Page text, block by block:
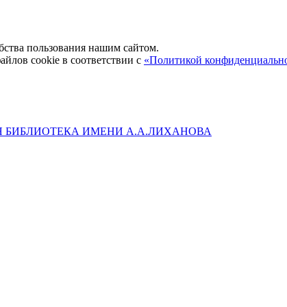
пользования нашим сайтом.
cookie в соответствии с «Политикой
БИБЛИОТЕКА ИМЕНИ А.А.ЛИХАНОВА